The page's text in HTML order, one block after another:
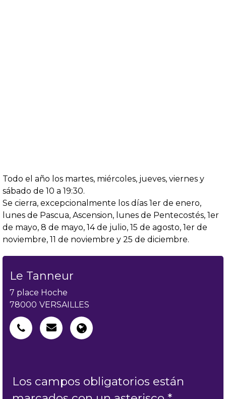
Todo el año los martes, miércoles, jueves, viernes y
sábado de 10 a 19:30.
Se cierra, excepcionalmente los días 1er de enero,
lunes de Pascua, Ascension, lunes de Pentecostés, 1er
de mayo, 8 de mayo, 14 de julio, 15 de agosto, 1er de
noviembre, 11 de noviembre y 25 de diciembre.
Le Tanneur
7 place Hoche
78000 VERSAILLES
Los campos obligatorios están